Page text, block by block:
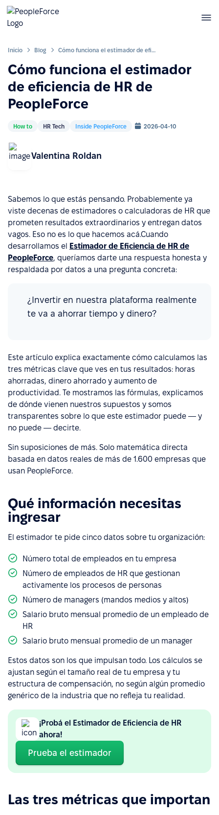
Inicio Blog Cómo funciona el estimador de eficiencia de HR de PeopleForce
Cómo funciona el estimador
de eficiencia de HR de
PeopleForce
How to HR Tech Inside PeopleForce 2026-04-10
Valentina Roldan
Sabemos lo que estás pensando. Probablemente ya
viste decenas de estimadores o calculadoras de HR que
prometen resultados extraordinarios y entregan datos
vagos. Eso no es lo que hacemos acá.Cuando
desarrollamos el Estimador de Eficiencia de HR de
PeopleForce, queríamos darte una respuesta honesta y
respaldada por datos a una pregunta concreta:
¿Invertir en nuestra plataforma realmente
te va a ahorrar tiempo y dinero?
Este artículo explica exactamente cómo calculamos las
tres métricas clave que ves en tus resultados: horas
ahorradas, dinero ahorrado y aumento de
productividad. Te mostramos las fórmulas, explicamos
de dónde vienen nuestros supuestos y somos
transparentes sobre lo que este estimador puede — y
no puede — decirte.
Sin suposiciones de más. Solo matemática directa
basada en datos reales de más de 1.600 empresas que
usan PeopleForce.
Qué información necesitas
ingresar
El estimador te pide cinco datos sobre tu organización:
Número total de empleados en tu empresa
Número de empleados de HR que gestionan
activamente los procesos de personas
Número de managers (mandos medios y altos)
Salario bruto mensual promedio de un empleado de
HR
Salario bruto mensual promedio de un manager
Estos datos son los que impulsan todo. Los cálculos se
ajustan según el tamaño real de tu empresa y tu
estructura de compensación, no según algún promedio
genérico de la industria que no refleja tu realidad.
¡Probá el Estimador de Eficiencia de HR
ahora!
Prueba el estimador
Las tres métricas que importan